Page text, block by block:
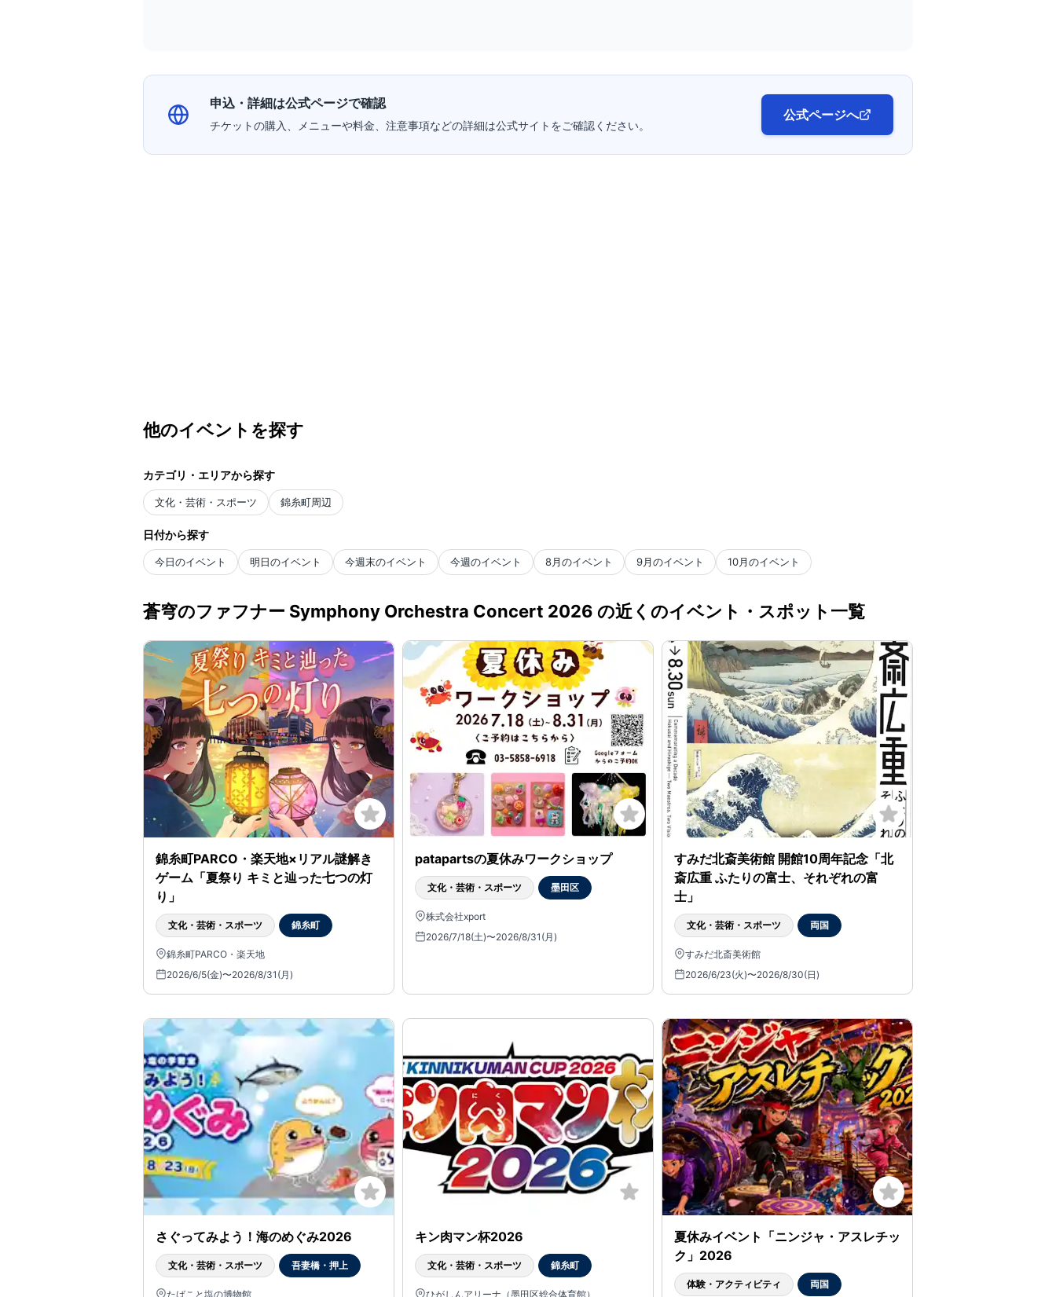
申込・詳細は公式ページで確認
チケットの購入、メニューや料金、注意事項などの詳細は公式サイトをご確認ください。
公式ページへ
他のイベントを探す
カテゴリ・エリアから探す
文化・芸術・スポーツ 錦糸町周辺
日付から探す
今日のイベント 明日のイベント 今週末のイベント 今週のイベント 8月のイベント 9月のイベント 10月のイベント
蒼穹のファフナー Symphony Orchestra Concert 2026 の近くのイベント・スポット一覧
錦糸町PARCO・楽天地×リアル謎解き
ゲーム「夏祭り キミと辿った七つの灯
り」
文化・芸術・スポーツ 錦糸町
錦糸町PARCO・楽天地
2026/6/5(金)〜2026/8/31(月)
patapartsの夏休みワークショップ
文化・芸術・スポーツ 墨田区
株式会社xport
2026/7/18(土)〜2026/8/31(月)
すみだ北斎美術館 開館10周年記念「北
斎広重 ふたりの富士、それぞれの富
士」
文化・芸術・スポーツ 両国
すみだ北斎美術館
2026/6/23(火)〜2026/8/30(日)
さぐってみよう！海のめぐみ2026
文化・芸術・スポーツ 吾妻橋・押上
たばこと塩の博物館
キン肉マン杯2026
文化・芸術・スポーツ 錦糸町
ひがしんアリーナ（墨田区総合体育館）
夏休みイベント「ニンジャ・アスレチッ
ク」2026
体験・アクティビティ 両国